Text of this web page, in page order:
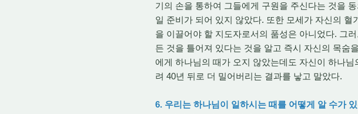
기의 손을 통하여 그들에게 구원을 주신다는 것을
일 준비가 되어 있지 않았다. 또한 모세가 자신의
을 이끌어야 할 지도자로서의 품성은 아니었다. 그
든 것을 틀어져 있다는 것을 알고 즉시 자신의 목숨
에게 하나님의 때가 오지 않았는데도 자신이 하나
려 40년 뒤로 더 밀어버리는 결과를 낳고 말았다.
6. 우리는 하나님이 일하시는 때를 어떻게 알 수가